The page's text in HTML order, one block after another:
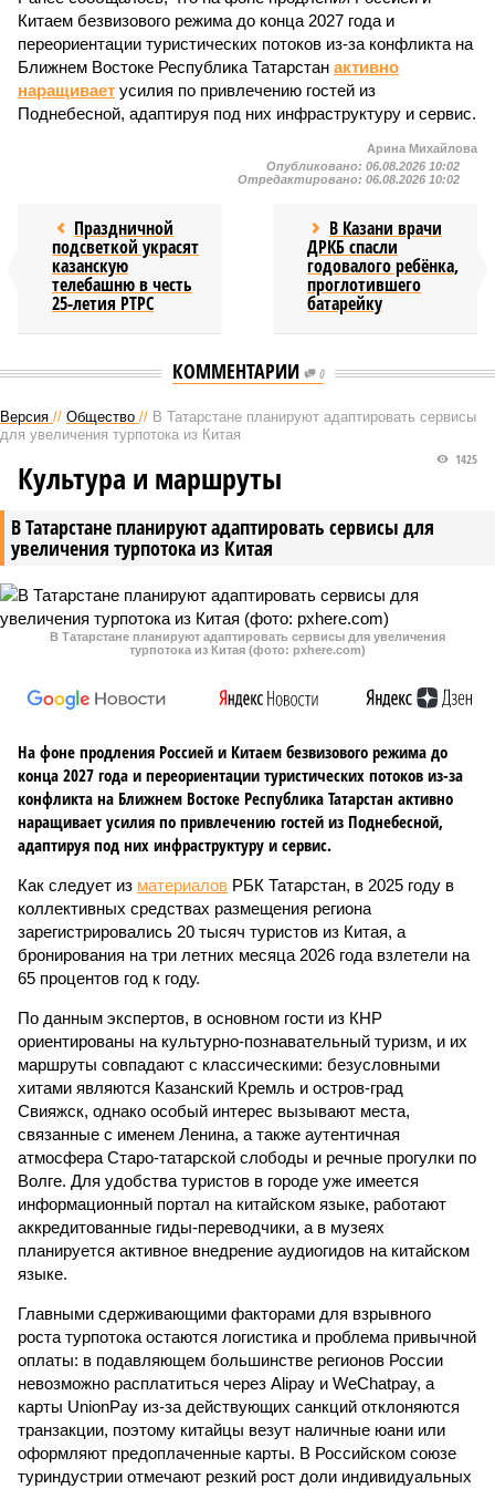
Китаем безвизового режима до конца 2027 года и
переориентации туристических потоков из-за конфликта на
Ближнем Востоке Республика Татарстан активно
наращивает усилия по привлечению гостей из
Поднебесной, адаптируя под них инфраструктуру и сервис.
Арина Михайлова
Опубликовано: 06.08.2026 10:02
Отредактировано: 06.08.2026 10:02
Праздничной
подсветкой украсят
казанскую
телебашню в честь
25-летия РТРС
В Казани врачи
ДРКБ спасли
годовалого ребёнка,
проглотившего
батарейку
КОММЕНТАРИИ 0
Версия // Общество // В Татарстане планируют адаптировать сервисы
для увеличения турпотока из Китая
В Татарстане планируют адаптировать сервисы для
увеличения турпотока из Китая
1425
Культура и маршруты
В Татарстане планируют адаптировать сервисы для увеличения
турпотока из Китая (фото: pxhere.com)
На фоне продления Россией и Китаем безвизового режима до
конца 2027 года и переориентации туристических потоков из-за
конфликта на Ближнем Востоке Республика Татарстан активно
наращивает усилия по привлечению гостей из Поднебесной,
адаптируя под них инфраструктуру и сервис.
Как следует из материалов РБК Татарстан, в 2025 году в
коллективных средствах размещения региона
зарегистрировались 20 тысяч туристов из Китая, а
бронирования на три летних месяца 2026 года взлетели на
65 процентов год к году.
По данным экспертов, в основном гости из КНР
ориентированы на культурно-познавательный туризм, и их
маршруты совпадают с классическими: безусловными
хитами являются Казанский Кремль и остров-град
Свияжск, однако особый интерес вызывают места,
связанные с именем Ленина, а также аутентичная
атмосфера Старо-татарской слободы и речные прогулки по
Волге. Для удобства туристов в городе уже имеется
информационный портал на китайском языке, работают
аккредитованные гиды-переводчики, а в музеях
планируется активное внедрение аудиогидов на китайском
языке.
Главными сдерживающими факторами для взрывного
роста турпотока остаются логистика и проблема привычной
оплаты: в подавляющем большинстве регионов России
невозможно расплатиться через Alipay и WeChatpay, а
карты UnionPay из-за действующих санкций отклоняются
транзакции, поэтому китайцы везут наличные юани или
оформляют предоплаченные карты. В Российском союзе
туриндустрии отмечают резкий рост доли индивидуальных